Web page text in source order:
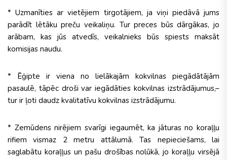
* Uzmanīties ar vietējiem tirgotājiem, ja viņi piedāvā jums
parādīt lētāku preču veikaliņu. Tur preces būs dārgākas, jo
arābam, kas jūs atvedīs, veikalnieks būs spiests maksāt
komisijas naudu.
* Ēģipte ir viena no lielākajām kokvilnas piegādātājām
pasaulē, tāpēc droši var iegādāties kokvilnas izstrādājumus,–
tur ir ļoti daudz kvalitatīvu kokvilnas izstrādājumu.
* Zemūdens nirējiem svarīgi iegaumēt, ka jāturas no koraļļu
rifiem vismaz 2 metru attālumā. Tas nepieciešams, lai
saglabātu koraļļus un pašu drošības nolūkā, jo koraļļu virsējā